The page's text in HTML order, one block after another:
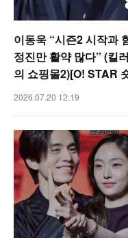
이동욱 “시즌2 시작과
정진만 활약 많다” (킬
의 쇼핑몰2)[O! STAR
2026.07.20 12:19